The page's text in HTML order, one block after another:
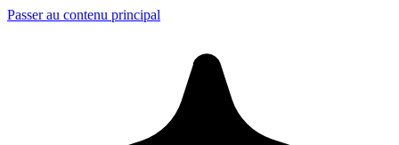
Passer au contenu principal